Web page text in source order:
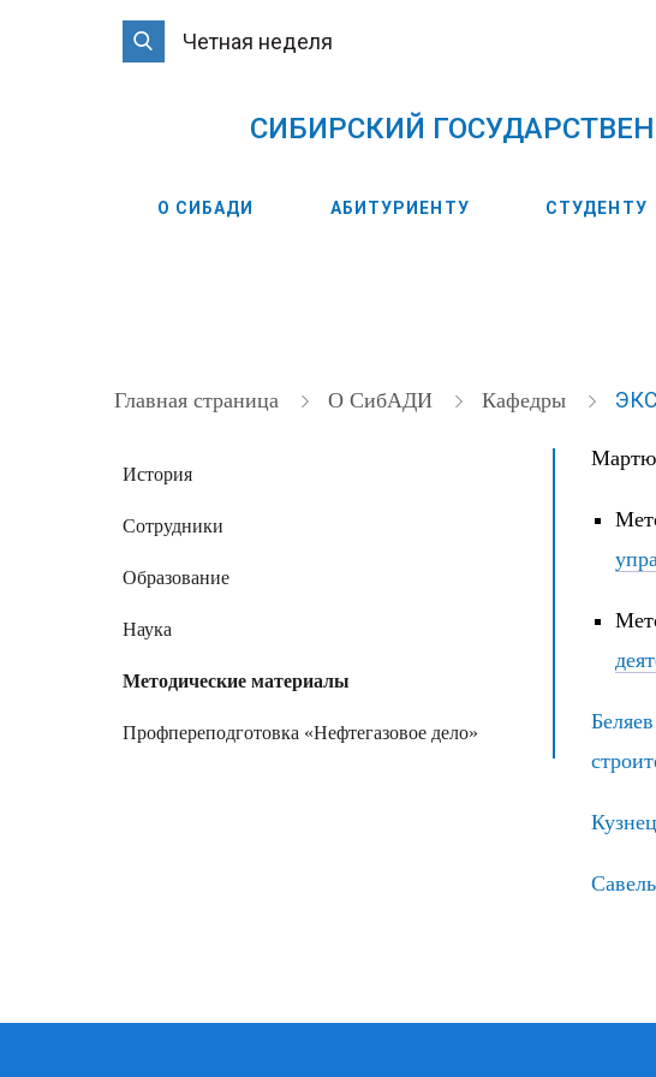
Четная неделя
CИБИРСКИЙ
О СИБАДИ АБИТУРИЕНТУ СТУДЕНТУ
Главная страница О СибАДИ Кафедры
История
Сотрудники
Образование
Наука
Методические материалы
Профпереподготовка «Нефтегазовое дело»